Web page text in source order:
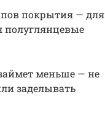
покрытия — для
полуглянцевые
меньше — не
заделывать